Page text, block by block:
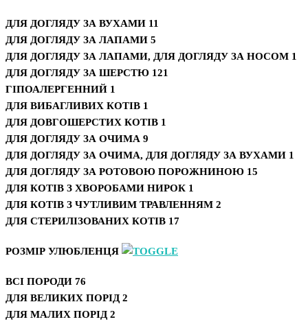
ДЛЯ ДОГЛЯДУ ЗА ВУХАМИ 11
ДЛЯ ДОГЛЯДУ ЗА ЛАПАМИ 5
ДЛЯ ДОГЛЯДУ ЗА ЛАПАМИ, ДЛЯ ДОГЛЯДУ ЗА НОСОМ 1
ДЛЯ ДОГЛЯДУ ЗА ШЕРСТЮ 121
ГІПОАЛЕРГЕННИЙ 1
ДЛЯ ВИБАГЛИВИХ КОТІВ 1
ДЛЯ ДОВГОШЕРСТИХ КОТІВ 1
ДЛЯ ДОГЛЯДУ ЗА ОЧИМА 9
ДЛЯ ДОГЛЯДУ ЗА ОЧИМА, ДЛЯ ДОГЛЯДУ ЗА ВУХАМИ 1
ДЛЯ ДОГЛЯДУ ЗА РОТОВОЮ ПОРОЖНИНОЮ 15
ДЛЯ КОТІВ З ХВОРОБАМИ НИРОК 1
ДЛЯ КОТІВ З ЧУТЛИВИМ ТРАВЛЕННЯМ 2
ДЛЯ СТЕРИЛІЗОВАНИХ КОТІВ 17
РОЗМІР УЛЮБЛЕНЦЯ
ВСІ ПОРОДИ 76
ДЛЯ ВЕЛИКИХ ПОРІД 2
ДЛЯ МАЛИХ ПОРІД 2